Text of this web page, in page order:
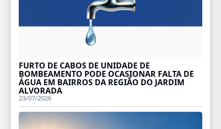
FURTO DE CABOS DE UNIDADE DE
BOMBEAMENTO PODE OCASIONAR FALTA DE
ÁGUA EM BAIRROS DA REGIÃO DO JARDIM
ALVORADA
23/07/2026